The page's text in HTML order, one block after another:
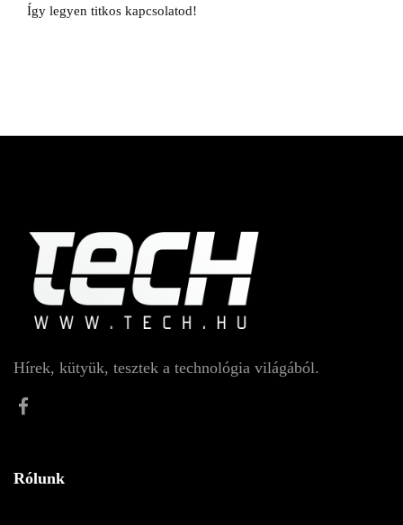
Így legyen titkos kapcsolatod!
Hírek, kütyük, tesztek a technológia világából.
Rólunk